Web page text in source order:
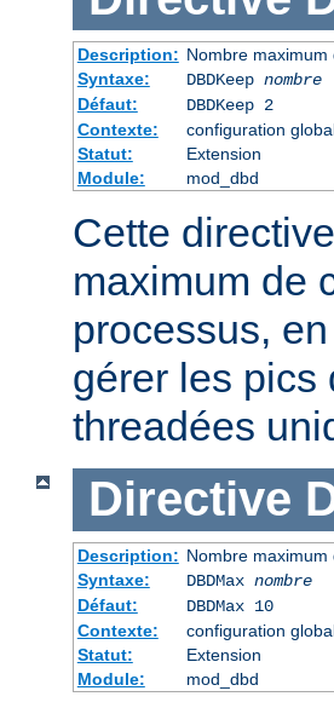
Description: Nombre
Syntaxe:
DBDKeep nombre
Défaut:
DBDKeep 2
Contexte:
configuration
Statut:
Extension
Module:
mod_dbd
Cette
maximum de
processus,
gérer les pics
threadées
Directive
Description: Nombre maximum
Syntaxe:
DBDMax nombre
Défaut:
DBDMax 10
Contexte:
configuration
Statut:
Extension
Module:
mod_dbd